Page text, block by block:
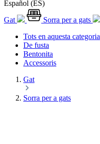
Español (ES)
Gat
Sorra per a gats
Tots en aquesta categoria
De fusta
Bentonita
Accessoris
Gat
Sorra per a gats